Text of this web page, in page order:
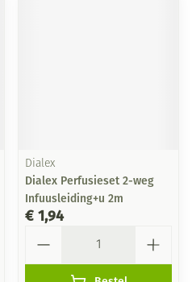
Dialex
Dialex Perfusieset 2-weg
Infuusleiding+u 2m
€ 1,94